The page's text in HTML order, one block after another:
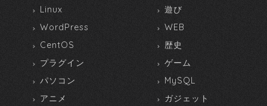
Linux
遊び
WordPress
WEB
CentOS
歴史
プラグイン
ゲーム
パソコン
MySQL
アニメ
ガジェット